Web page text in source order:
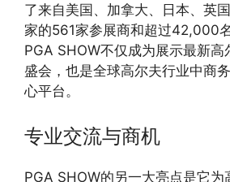
了来自美国、加拿大、日本、英
家的561家参展商和超过42,000
PGA SHOW不仅成为展示最新高
盛会，也是全球高尔夫行业中商
心平台。
专业交流与商机
PGA SHOW的另一大亮点是它为